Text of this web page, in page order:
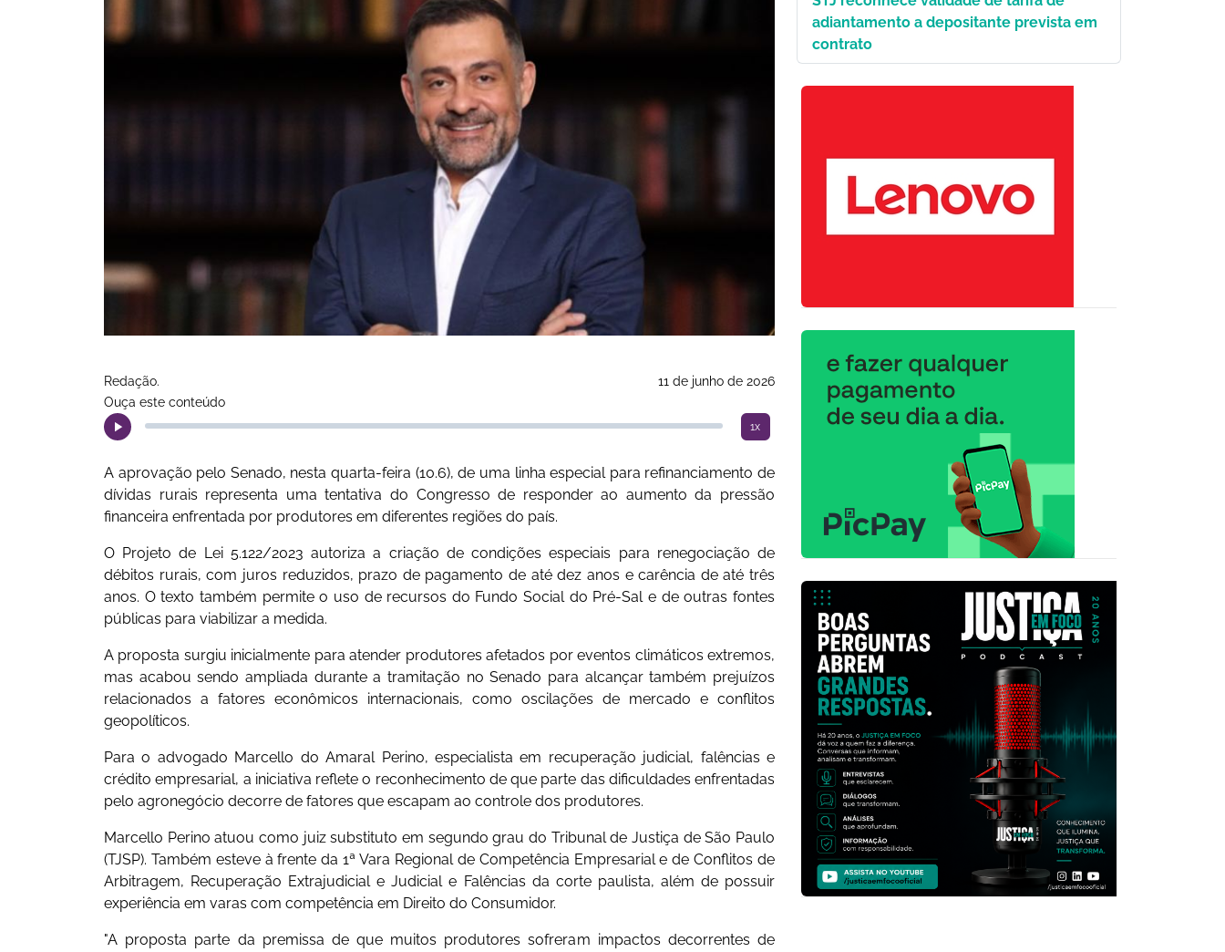
Redação.
11 de junho de 2026
Ouça este conteúdo
1x
A aprovação pelo Senado, nesta quarta-feira (10.6), de uma linha especial para refinanciamento de
dívidas rurais representa uma tentativa do Congresso de responder ao aumento da pressão
financeira enfrentada por produtores em diferentes regiões do país.
O Projeto de Lei 5.122/2023 autoriza a criação de condições especiais para renegociação de
débitos rurais, com juros reduzidos, prazo de pagamento de até dez anos e carência de até três
anos. O texto também permite o uso de recursos do Fundo Social do Pré-Sal e de outras fontes
públicas para viabilizar a medida.
A proposta surgiu inicialmente para atender produtores afetados por eventos climáticos extremos,
mas acabou sendo ampliada durante a tramitação no Senado para alcançar também prejuízos
relacionados a fatores econômicos internacionais, como oscilações de mercado e conflitos
geopolíticos.
Para o advogado Marcello do Amaral Perino, especialista em recuperação judicial, falências e
crédito empresarial, a iniciativa reflete o reconhecimento de que parte das dificuldades enfrentadas
pelo agronegócio decorre de fatores que escapam ao controle dos produtores.
Marcello Perino atuou como juiz substituto em segundo grau do Tribunal de Justiça de São Paulo
(TJSP). Também esteve à frente da 1ª Vara Regional de Competência Empresarial e de Conflitos de
Arbitragem, Recuperação Extrajudicial e Judicial e Falências da corte paulista, além de possuir
experiência em varas com competência em Direito do Consumidor.
"A proposta parte da premissa de que muitos produtores sofreram impactos decorrentes de
adiantamento a depositante prevista em
contrato